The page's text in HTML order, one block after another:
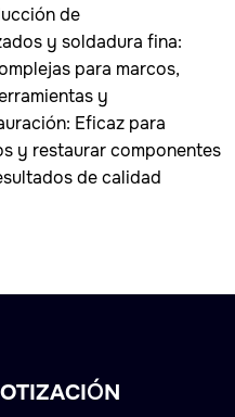
de
y soldadura fina:
para marcos,
y
Eficaz para
y restaurar componentes
de calidad